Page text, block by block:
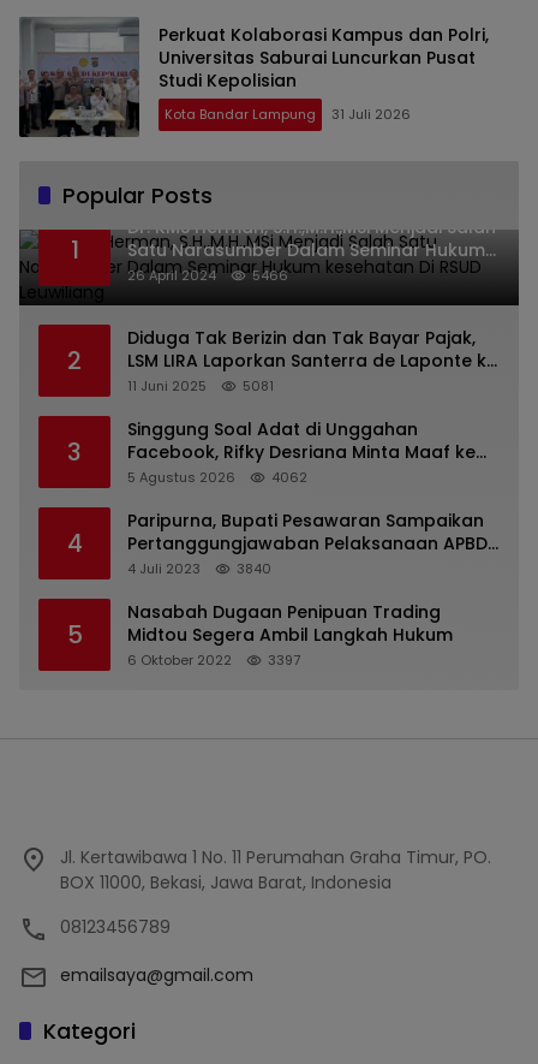
Perkuat Kolaborasi Kampus dan Polri,
Universitas Saburai Luncurkan Pusat
Studi Kepolisian
Kota Bandar Lampung 31 Juli 2026
Popular Posts
1
Dr. KMS Herman, S.H.,M.H.,MSi Menjadi Salah
Satu Narasumber Dalam Seminar Hukum
kesehatan Di RSUD Leuwiliang
26 April 2024 5466
2
Diduga Tak Berizin dan Tak Bayar Pajak,
LSM LIRA Laporkan Santerra de Laponte ke
Kejaksaan Kota Batu
11 Juni 2025 5081
3
Singgung Soal Adat di Unggahan
Facebook, Rifky Desriana Minta Maaf ke
PDA dan Bupati Kubar
5 Agustus 2026 4062
4
Paripurna, Bupati Pesawaran Sampaikan
Pertanggungjawaban Pelaksanaan APBD
2022
4 Juli 2023 3840
5
Nasabah Dugaan Penipuan Trading
Midtou Segera Ambil Langkah Hukum
6 Oktober 2022 3397
Jl. Kertawibawa 1 No. 11 Perumahan Graha Timur, PO.
BOX 11000, Bekasi, Jawa Barat, Indonesia
08123456789
emailsaya@gmail.com
Kategori